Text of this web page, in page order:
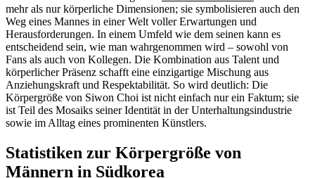
mehr als nur körperliche Dimensionen; sie symbolisieren auch den
Weg eines Mannes in einer Welt voller Erwartungen und
Herausforderungen. In einem Umfeld wie dem seinen kann es
entscheidend sein, wie man wahrgenommen wird – sowohl von
Fans als auch von Kollegen. Die Kombination aus Talent und
körperlicher Präsenz schafft eine einzigartige Mischung aus
Anziehungskraft und Respektabilität. So wird deutlich: Die
Körpergröße von Siwon Choi ist nicht einfach nur ein Faktum; sie
ist Teil des Mosaiks seiner Identität in der Unterhaltungsindustrie
sowie im Alltag eines prominenten Künstlers.
Statistiken zur Körpergröße von
Männern in Südkorea